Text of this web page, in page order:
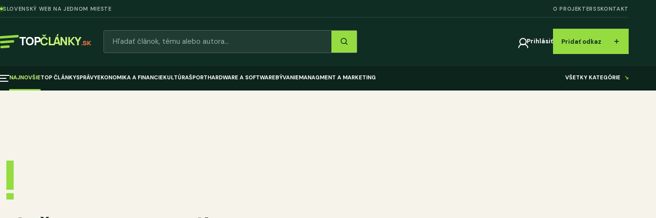
SLOVENSKÝ WEB NA JEDNOM MIESTE O PROJEKTERSSKONTAKT
TOPČLÁNKY.SK Prihlásiť Pridať odkaz ＋
NAJNOVŠIETOP ČLÁNKYSPRÁVYEKONOMIKA A FINANCIEKULTÚRAŠPORTHARDWARE A SOFTWAREBÝVANIEMANAGMENT A MARKETING VŠETKY KATEGÓRIE ↘
!